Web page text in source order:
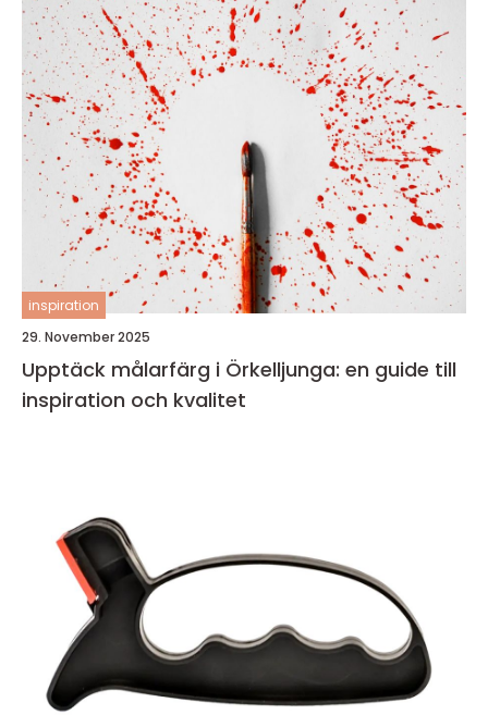
inspiration
29. November 2025
Upptäck målarfärg i Örkelljunga: en guide till
inspiration och kvalitet